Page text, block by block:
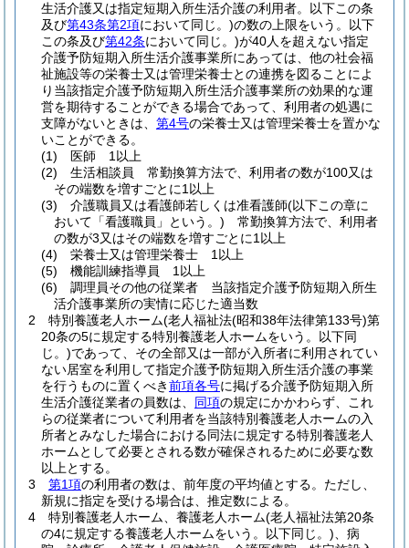
生活介護又は指定短期入所生活介護の利用者。以下この条
及び第43条第2項において同じ。)の数の上限をいう。以下
この条及び第42条において同じ。)が40人を超えない指定
介護予防短期入所生活介護事業所にあっては、他の社会福
祉施設等の栄養士又は管理栄養士との連携を図ることによ
り当該指定介護予防短期入所生活介護事業所の効果的な運
営を期待することができる場合であって、利用者の処遇に
支障がないときは、 第4号の栄養士又は管理栄養士を置かな
いことができる。
(1)
医師 1以上
(2)
生活相談員 常勤換算方法で、利用者の数が100又は
その端数を増すごとに1以上
(3)
介護職員又は看護師若しくは准看護師(以下この章に
おいて「看護職員」という。) 常勤換算方法で、利用者
の数が3又はその端数を増すごとに1以上
(4)
栄養士又は管理栄養士 1以上
(5)
機能訓練指導員 1以上
(6)
調理員その他の従業者 当該指定介護予防短期入所生
活介護事業所の実情に応じた適当数
2
特別養護老人ホーム(老人福祉法(昭和38年法律第133号)第
20条の5に規定する特別養護老人ホームをいう。以下同
じ。)であって、その全部又は一部が入所者に利用されてい
ない居室を利用して指定介護予防短期入所生活介護の事業
を行うものに置くべき前項各号に掲げる介護予防短期入所
生活介護従業者の員数は、 同項の規定にかかわらず、これ
らの従業者について利用者を当該特別養護老人ホームの入
所者とみなした場合における同法に規定する特別養護老人
ホームとして必要とされる数が確保されるために必要な数
以上とする。
3
第1項の利用者の数は、前年度の平均値とする。 ただし、
新規に指定を受ける場合は、推定数による。
4
特別養護老人ホーム、養護老人ホーム(老人福祉法第20条
の4に規定する養護老人ホームをいう。以下同じ。) 、病